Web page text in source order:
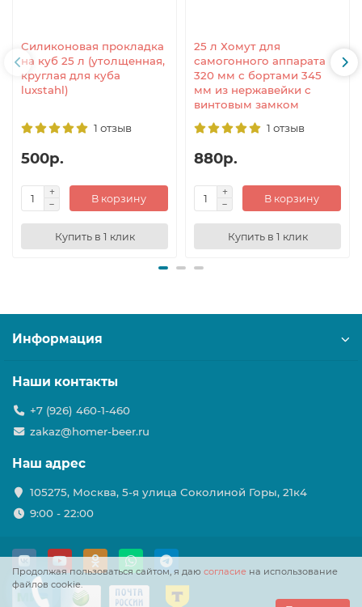
Силиконовая прокладка
на куб 25 л (утолщенная,
круглая для куба
luxstahl)
1 отзыв
500р.
В корзину
Купить в 1 клик
25 л Хомут для
самогонного аппарата
320 мм с бортами 345
мм из нержавейки с
винтовым замком
1 отзыв
880р.
В корзину
Купить в 1 клик
Продолжая пользоваться сайтом, я даю согласие на использование
файлов cookie.
Информация
Наши контакты
+7 (926) 460-1-460
zakaz@homer-beer.ru
Наш адрес
105275, Москва, 5-я улица Соколиной Горы, 21к4
9:00 - 22:00